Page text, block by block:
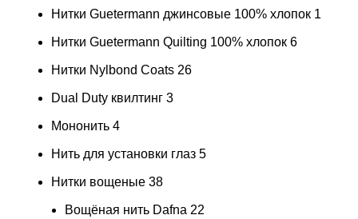
Нитки Guetermann джинсовые 100% хлопок 1
Нитки Guetermann Quilting 100% хлопок 6
Нитки Nylbond Coats 26
Dual Duty квилтинг 3
Мононить 4
Нить для установки глаз 5
Нитки вощеные 38
Вощёная нить Dafna 22